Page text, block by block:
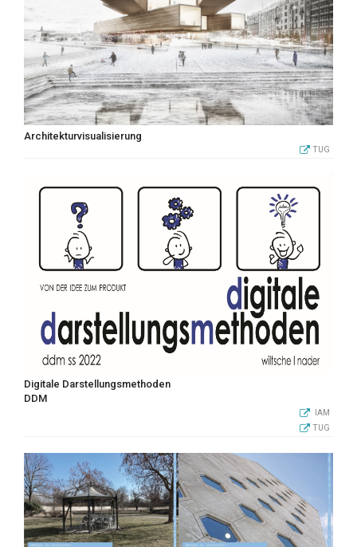
Architekturvisualisierung
TUG
Digitale Darstellungsmethoden
DDM
IAM
TUG